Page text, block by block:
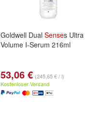
Goldwell Dual Senses Ultra
Volume I-Serum 216ml
53,06 € (245,65 € / l)
Kostenloser Versand